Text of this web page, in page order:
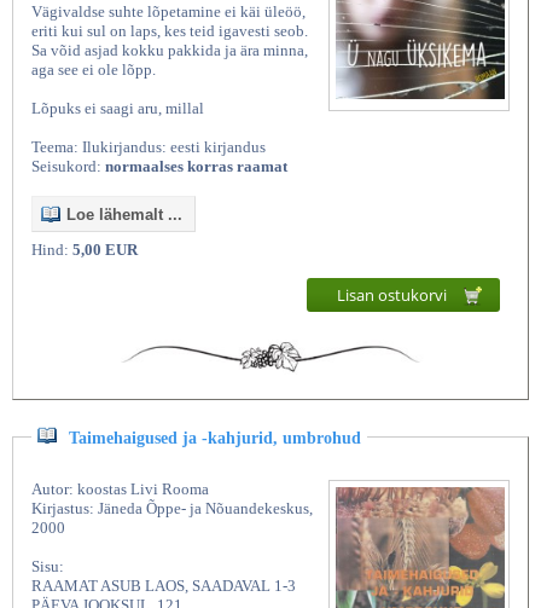
Vägivaldse suhte lõpetamine ei käi üleöö,
eriti kui sul on laps, kes teid igavesti seob.
Sa võid asjad kokku pakkida ja ära minna,
aga see ei ole lõpp.
Lõpuks ei saagi aru, millal
Teema: Ilukirjandus: eesti kirjandus
Seisukord: normaalses korras raamat
Loe lähemalt ...
Hind: 5,00 EUR
Lisan ostukorvi
Taimehaigused ja -kahjurid, umbrohud
Autor: koostas Livi Rooma
Kirjastus: Jäneda Õppe- ja Nõuandekeskus,
2000
Sisu:
RAAMAT ASUB LAOS, SAADAVAL 1-3